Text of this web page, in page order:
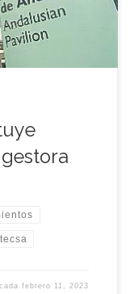
febrero 11, 2023